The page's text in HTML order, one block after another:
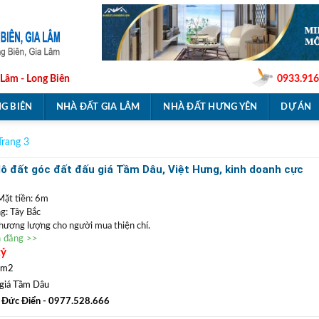
- Long Biên
BIÊN NHÀ ĐẤT GIA LÂM NHÀ ĐẤT HƯNG YÊN DỰ ÁN
Trang 3
đất góc đất đấu giá Tầm Dâu, Việt Hưng, kinh doanh cực
tiền: 6m
Tây Bắc
lượng cho người mua thiện chí.
giá Tầm Dâu
, nhà hàng sầm uất. Lô đất góc vỉa hè 2 bên, view vườn hoa nên thuộc dạng
gấp. Sổ đỏ sẵn sàng, có thương lượng cho người mua thiện chí.
GỌI NGAY:0933.916.555
>>
Tầm Dâu
Đức Điển - 0977.528.666